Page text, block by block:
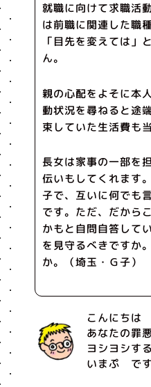
就職に向けて求職活
は前職に関連した職
「目先を変えては」
ん。
親の心配をよそに本
動状況を尋ねると途
束していた生活費も
長女は家事の一部を
伝いもしてくれます
子で、互いに何でも
です。ただ、だから
かもと自問自答して
を見守るべきですか
か。（埼玉・Ｇ子）
こんにちは
あなたの罪
ヨシヨシす
いまぷ です